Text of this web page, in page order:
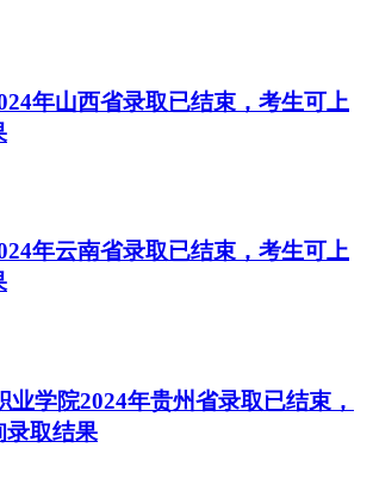
年山西省录取已结束，考生可上
年云南省录取已结束，考生可上
业学院2024年贵州省录取已结束，
录取结果